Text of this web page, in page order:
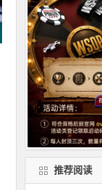
推荐阅读